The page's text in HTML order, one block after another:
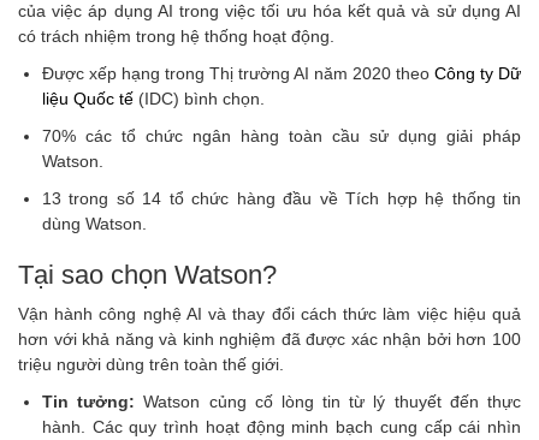
của việc áp dụng AI trong việc tối ưu hóa kết quả và sử dụng AI
có trách nhiệm trong hệ thống hoạt động.
Được xếp hạng trong Thị trường AI năm 2020 theo Công ty Dữ
liệu Quốc tế (IDC) bình chọn.
70% các tổ chức ngân hàng toàn cầu sử dụng giải pháp
Watson.
13 trong số 14 tổ chức hàng đầu về Tích hợp hệ thống tin
dùng Watson.
Tại sao chọn Watson?
Vận hành công nghệ AI và thay đổi cách thức làm việc hiệu quả
hơn với khả năng và kinh nghiệm đã được xác nhận bởi hơn 100
triệu người dùng trên toàn thế giới.
Tin tưởng: Watson củng cố lòng tin từ lý thuyết đến thực
hành. Các quy trình hoạt động minh bạch cung cấp cái nhìn